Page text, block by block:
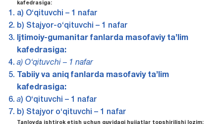
kafedrasiga:
a) O‘qituvchi – 1 nafar
b) Stajyor-o‘qituvchi – 1 nafar
Ijtimoiy-gumanitar fanlarda masofaviy ta’lim
kafedrasiga:
a) O‘qituvchi – 1 nafar
Tabiiy va aniq fanlarda masofaviy ta’lim
kafedrasiga:
a) O‘qituvchi – 1 nafar
b) Stajyor o‘qituvchi – 1 nafar
Tanlovda ishtirok etish uchun quyidagi hujjatlar topshirilishi lozim: